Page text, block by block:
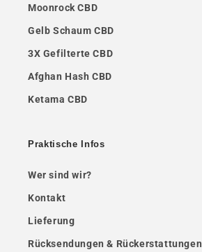
Moonrock CBD
Gelb Schaum CBD
3X Gefilterte CBD
Afghan Hash CBD
Ketama CBD
Praktische Infos
Wer sind wir?
Kontakt
Lieferung
Rücksendungen & Rückerstattungen